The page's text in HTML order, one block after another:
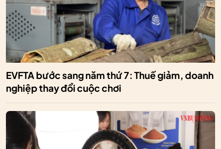
EVFTA bước sang năm thứ 7: Thuế giảm, doanh
nghiệp thay đổi cuộc chơi